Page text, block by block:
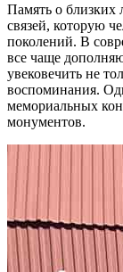
Память о
связей, которую
поколений. В
все чаще
увековечить не
воспоминания.
мемориальных
монументов.